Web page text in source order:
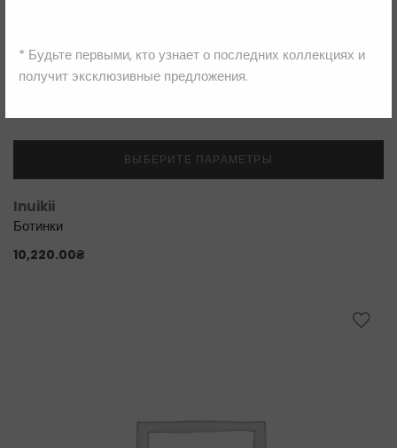
* Будьте первыми, кто узнает о последних коллекциях и
получит эксклюзивные предложения.
ВЫБЕРИТЕ ПАРАМЕТРЫ
Inuikii
Ботинки
10,220.00₴